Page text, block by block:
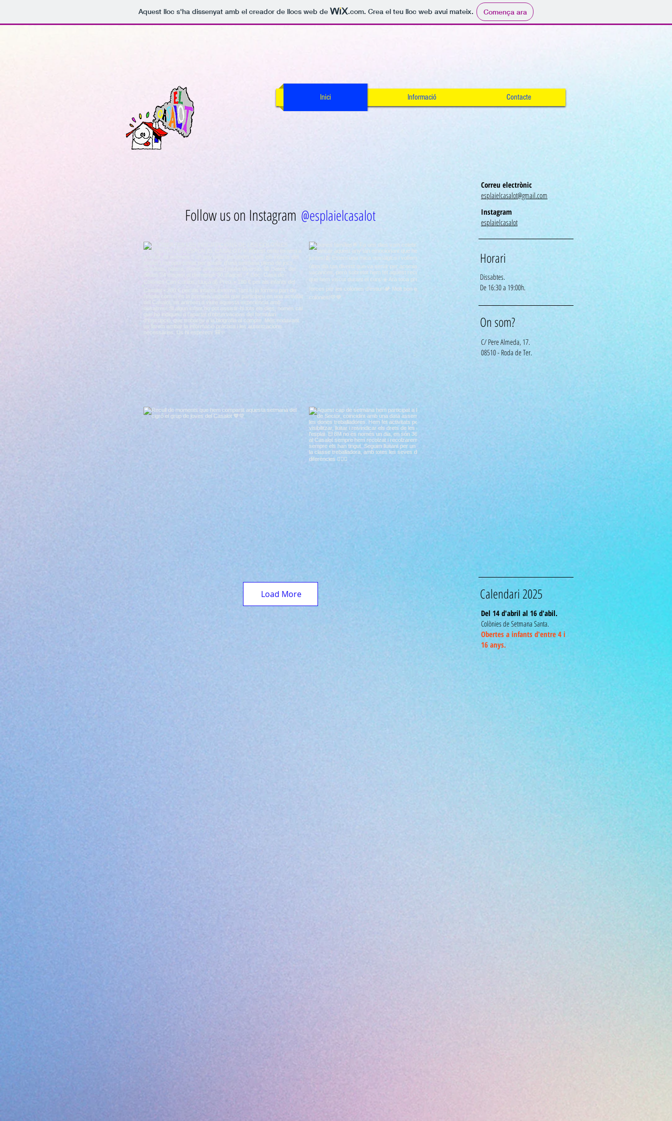
Aquest lloc s'ha dissenyat amb el creador de llocs web de .com. Crea el teu lloc web avui mateix. Comença ara
Inici Informació Contacte
Follow us on Instagram @esplaielcasalot
Load More
Correu electrònic
esplaielcasalot@gmail.com
Instagram
esplaielcasalot
Horari
Dissabtes.
De 16:30 a 19:00h.
On som?
C/ Pere Almeda, 17.
08510 - Roda de Ter.
Calendari 2025
Del 14 d'abril al 16 d'abil.
Colònies de Setmana Santa.
Obertes a infants d'entre 4 i
16 anys.